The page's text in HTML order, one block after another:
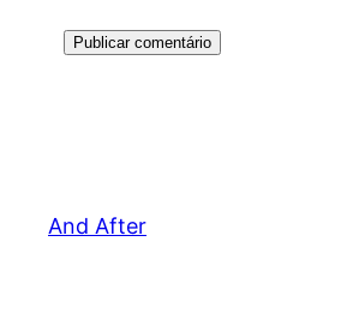
And After